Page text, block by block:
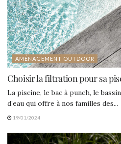
AMÉNAGEMENT OUTDOOR
Choisir la filtration pour sa
La piscine, le bac à punch, le
d’eau qui offre à nos familles des...
19/01/2024